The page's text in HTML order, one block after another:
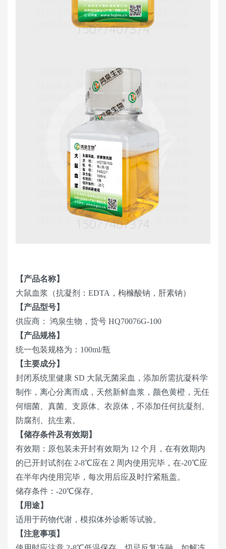
【产品名称】
大鼠血浆（抗凝剂：EDTA，枸橼酸钠，肝素钠）
【产品型号】
供应商： 鸿泉生物，货号 HQ70076G-100
【产品规格】
统一包装规格为：100ml/瓶
【主要成分】
封闭系统里健康 SD 大鼠无菌采血，添加所需抗凝科学
制作，离心分离而成，天然新鲜血浆，颜色黄橙，无任
何细菌、真菌、支原体、衣原体，不添加任何抗凝剂、
防腐剂、抗生素。
【储存条件及有效期】
有效期：原包装未开封有效期为 12 个月，在有效期内
的已开封试剂在 2-8℃应在 2 周内使用完毕，在-20℃应
在半年内使用完毕，每次用后应及时拧紧瓶盖。
储存条件：-20℃保存。
【用途】
适用于药物代谢，模拟体外诊断等试验。
【注意事项】